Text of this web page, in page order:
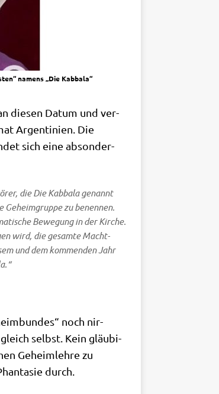
namens „Die Kabbala“
die­sen Datum und ver­
Argen­ti­ni­en. Die
sich eine abson­der­
dieDie Kab­ba­lagenannt
zu benen­nen.
Bewe­gung in der Kir­che.
wird, die gesam­te Macht­
und dem kom­men­den Jahr
noch nir­
selbst. Kein gläu­bi­
Geheim­leh­re zu
durch.